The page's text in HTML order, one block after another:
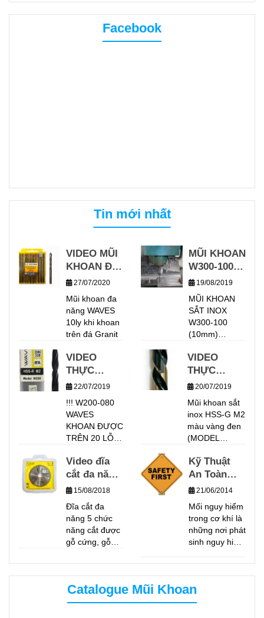
Facebook
Tin mới nhất
VIDEO MŨI
KHOAN ĐA
NĂNG
KHOAN
TRÊN
GẠCH
27/07/2020
Mũi khoan đa
năng WAVES
10ly khi khoan
trên đá Granit
MŨI KHOAN
W300-100
VỚI MÁY
CNC
19/08/2019
MŨI KHOAN
SẮT INOX
W300-100
(10mm)
HIỆU WAVES
VỚI MÁY
KHOAN CNC
TRÊN VẬT
LIỆU KHOAN
THÉP HỢP
KIM 40CR
CHO KẾT QUẢ
30 LỖ. TỐC
ĐỘ KHOAN:
637 V/P CHẾ
TỰ ĐỘNG:
0.12 MM/V BỀ
DẦY VẬT LIỆU
KHOAN: 30MM
VIDEO
THỰC
NGHIỆM
W200-080
TRÊN VẬT
LIỆU INOX
DÀY 6MM,
TỐC ĐỘ
KHOAN
480V/P
22/07/2019
!!! W200-080
WAVES
KHOAN ĐƯỢC
TRÊN 20 LỖ
TRƯỜNG
KHOAN LIÊN
TỤC KHÔNG
PHUN NƯỚC
LÀM MÁT !!!
VIDEO
THỰC
NGHIỆM
MŨI KHOAN
SẮT INOX
W300
WAVES_MŨI
CHẤT
LƯỢNG
CHÂU ÂU
20/07/2019
Mũi khoan sắt
inox HSS-G M2
màu vàng đen
(MODEL
lượng cao
chuyên dùng
khoan sắt ,
inox , nhôm
.Mũi khoan sắt
thương hiệu
Waves được
sản xuất từ
Grounded (
Tiện từ thanh
Video đĩa
cắt đa năng
5 in 1
(Model:
W700)
15/08/2018
Đĩa cắt đa
năng 5 chức
năng cắt được
gỗ cứng, gỗ
PVC, Nhôm.,...
Kỹ Thuật
An Toàn
Trong Cơ
Khí
21/06/2014
Mối nguy hiểm
trong cơ khí là
những nơi phát
sinh nguy hiểm
kích thước,
chuyển động
của các
phương tiện
Catalogue Mũi Khoan